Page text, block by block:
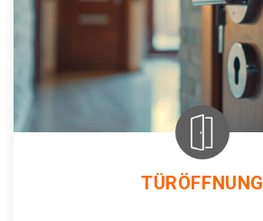
TÜRÖFFNUNG